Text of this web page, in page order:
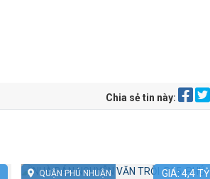
Chia sẻ tin này:
QUẬN PHÚ NHUẬN GIÁ:4,4TỶ